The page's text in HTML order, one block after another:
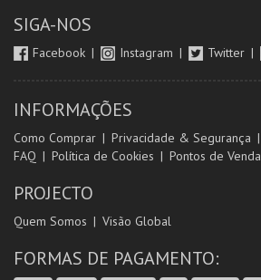
SIGA-NOS
Facebook Instagram Twitter
INFORMAÇÕES
Como Comprar Privacidade & Segurança
FAQ
Política de Cookies Pontos de Venda
PROJECTO
Quem Somos Visão Global
FORMAS DE PAGAMENTO: